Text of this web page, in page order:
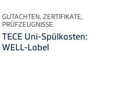
GUTACHTEN, ZERTIFIKATE,
PRÜFZEUGNISSE
TECE Uni-Spülkasten:
WELL-Label